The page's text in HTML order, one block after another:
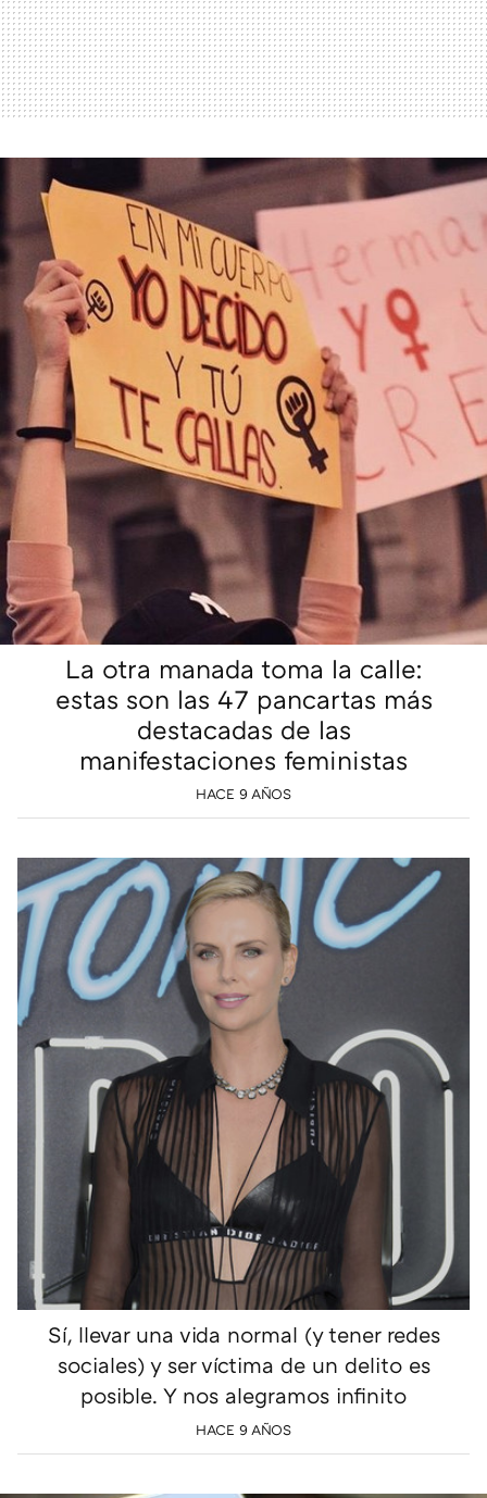
La otra manada toma la calle:
estas son las 47 pancartas más
destacadas de las
manifestaciones feministas
HACE 9 AÑOS
Sí, llevar una vida normal (y tener redes
sociales) y ser víctima de un delito es
posible. Y nos alegramos infinito
HACE 9 AÑOS